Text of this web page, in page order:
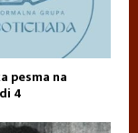
pesma na
4